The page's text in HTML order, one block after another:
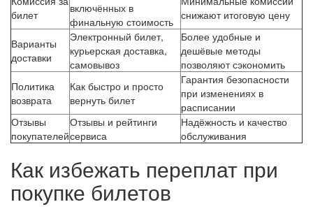
билет
включённых в
финальную стоимость снижают итоговую цену
Варианты
доставки
Электронный билет,
курьерская доставка,
самовывоз
Более удобные и
дешёвые методы
позволяют сэкономить
Политика
возврата
Как быстро и просто
вернуть билет
Гарантия безопасности
при изменениях в
расписании
Отзывы
покупателей
Отзывы и рейтинги
сервиса
Надёжность и качество
обслуживания
Как избежать переплат при
покупке билетов